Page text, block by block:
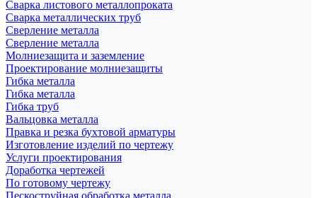
Сварка листового металлопроката
Сварка металлических труб
Сверление металла
Сверление металла
Молниезащита и заземление
Проектирование молниезащиты
Гибка металла
Гибка металла
Гибка труб
Вальцовка металла
Правка и резка бухтовой арматуры
Изготовление изделий по чертежу
Услуги проектирования
Доработка чертежей
По готовому чертежу
Пескоструйная обработка металла